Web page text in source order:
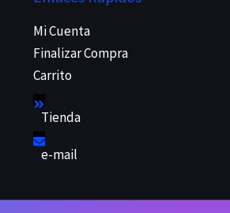
Mi Cuenta
Finalizar Compra
Carrito
Tienda
e-mail